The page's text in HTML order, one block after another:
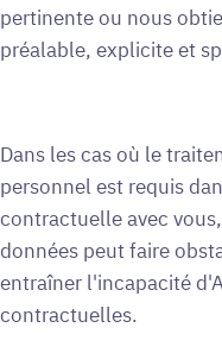
pertinente ou nous
préalable, explicite et
Dans les cas où le
personnel est requis
contractuelle avec
données peut faire
entraîner l'incapacité
contractuelles.